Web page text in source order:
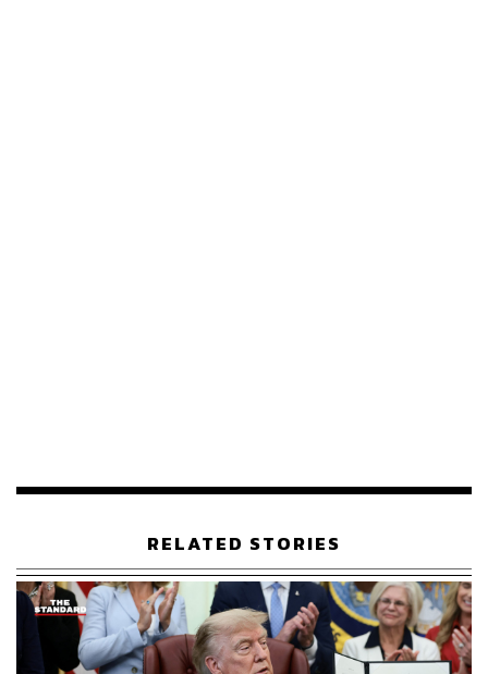
อย่างมาก เนื่องจากสเปนเป็นสมาชิก NATO เพียงชาติเดียวที่
เพิ่มงบประมาณด้านการป้องกันประเทศให้ถึง 5% ของ GDP
3. ทัศนคติของสหรัฐฯ ที่มองว่า พันธมิตรไม่ช่วยเหลือ
RELATED STORIES